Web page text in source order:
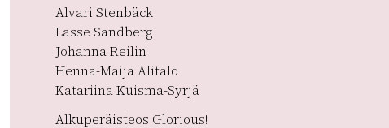
Alvari Stenbäck
Lasse Sandberg
Johanna Reilin
Henna-Maija Alitalo
Katariina Kuisma-Syrjä
Alkuperäisteos Glorious!